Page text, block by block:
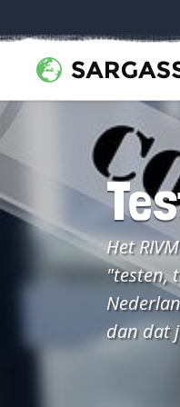
Het
"testen,
dan dat
een